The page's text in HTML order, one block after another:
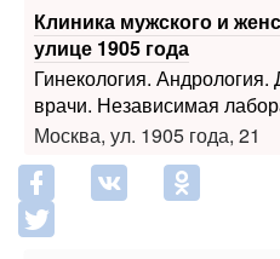
Клиника мужского и
улице 1905 года
Гинекология.
врачи. Независимая
Москва, ул. 1905 года, 21